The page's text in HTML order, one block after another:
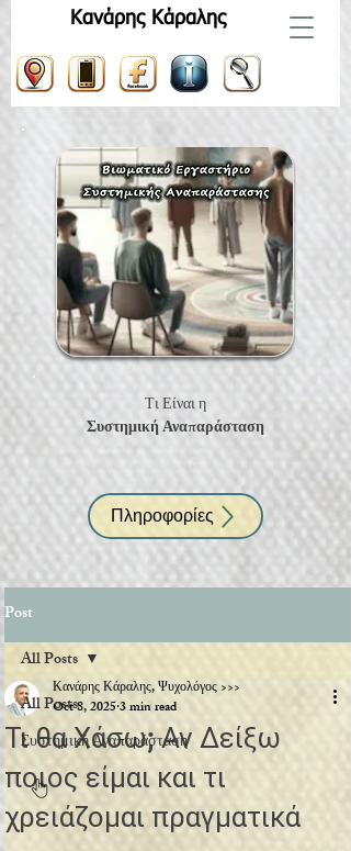
Κανάρης Κάραλης
Τι Είναι η
Συστημική Αναπαράσταση
Πληροφορίες
Post
All Posts
Συστημική Αναπαράσταση
All Posts
Τι θα Χάσω; Αν Δείξω
ποιος είμαι και τι
χρειάζομαι πραγματικά
Κανάρης Κάραλης, Ψυχολόγος >>>
Oct 8, 20253 min read